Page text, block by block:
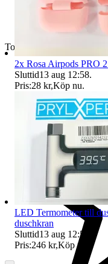
Toppsäljare
2x Rosa Airpods PRO
Sluttid13 aug 12:58.
Pris:28 kr,Köp nu.
LED Termometer till
duschkran
Sluttid13 aug 12:59
Pris:246 kr,Köp nu